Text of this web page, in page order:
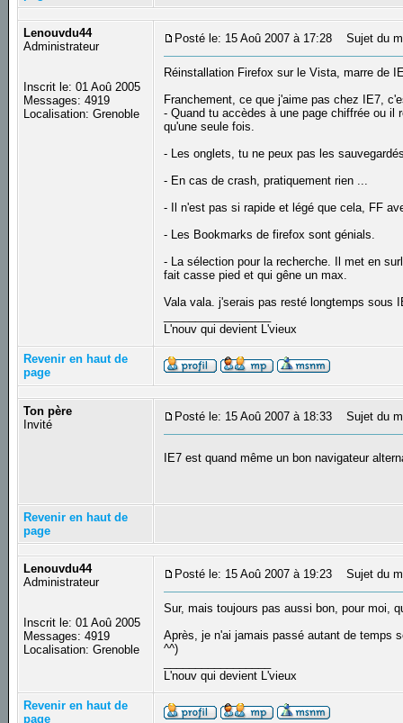
Lenouvdu44
Administrateur
Inscrit le: 01 Aoû 2005
Messages: 4919
Localisation: Grenoble
Posté le: 15 Aoû 2007 à 17:28 Sujet du
Réinstallation Firefox sur le Vista, marre de
Franchement, ce que j'aime pas chez IE7,
- Quand tu accèdes à une page chiffrée ou
qu'une seule fois.
- Les onglets, tu ne peux pas les
- En cas de crash, pratiquement rien ...
- Il n'est pas si rapide et légé que cela, FF
- Les Bookmarks de firefox sont génials.
- La sélection pour la recherche. Il met en
fait casse pied et qui gêne un max.
Vala vala. j'serais pas resté longtemps sous
L'nouv qui devient L'vieux
Revenir en haut de
page
Ton père
Invité
Posté le: 15 Aoû 2007 à 18:33 Sujet du
IE7 est quand même un bon navigateur
Revenir en haut de
page
Lenouvdu44
Administrateur
Inscrit le: 01 Aoû 2005
Messages: 4919
Localisation: Grenoble
Posté le: 15 Aoû 2007 à 19:23 Sujet du
Sur, mais toujours pas aussi bon, pour moi,
Après, je n'ai jamais passé autant de temps
^^)
L'nouv qui devient L'vieux
Revenir en haut de
page